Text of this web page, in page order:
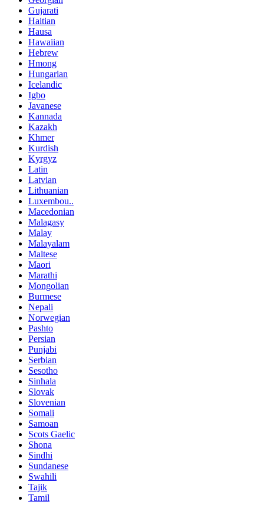
Gujarati
Haitian
Hausa
Hawaiian
Hebrew
Hmong
Hungarian
Icelandic
Igbo
Javanese
Kannada
Kazakh
Khmer
Kurdish
Kyrgyz
Latin
Latvian
Lithuanian
Luxembou..
Macedonian
Malagasy
Malay
Malayalam
Maltese
Maori
Marathi
Mongolian
Burmese
Nepali
Norwegian
Pashto
Persian
Punjabi
Serbian
Sesotho
Sinhala
Slovak
Slovenian
Somali
Samoan
Scots Gaelic
Shona
Sindhi
Sundanese
Swahili
Tajik
Tamil